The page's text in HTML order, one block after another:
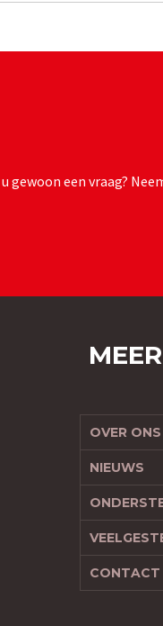
gewoon een vraag?
OVER ONS
NIEUWS
CONTACT